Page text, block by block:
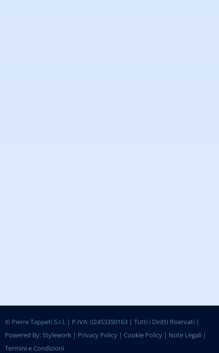
© Pierre Tappeti S.r.l. | P.IVA: 02453350163 | Tutti i Diritti Riservati |
Powered By:Stylework| Privacy Policy| Cookie Policy| Note Legali |
Termini e Condizioni